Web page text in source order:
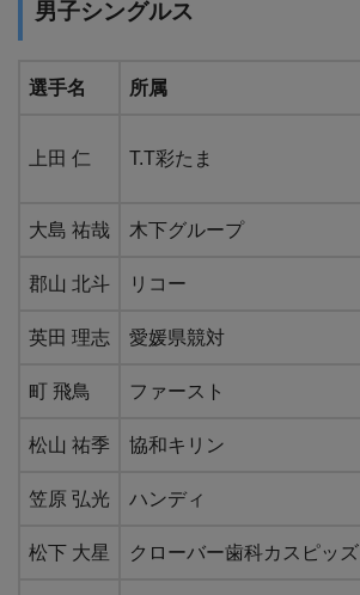
男子シングルス
選手名 所属
上田 仁 T.T彩たま
大島 祐哉 木下グループ
郡山 北斗 リコー
英田 理志 愛媛県競対
町 飛鳥 ファースト
松山 祐季 協和キリン
笠原 弘光 ハンディ
松下 大星 クローバー歯科カスピッズ